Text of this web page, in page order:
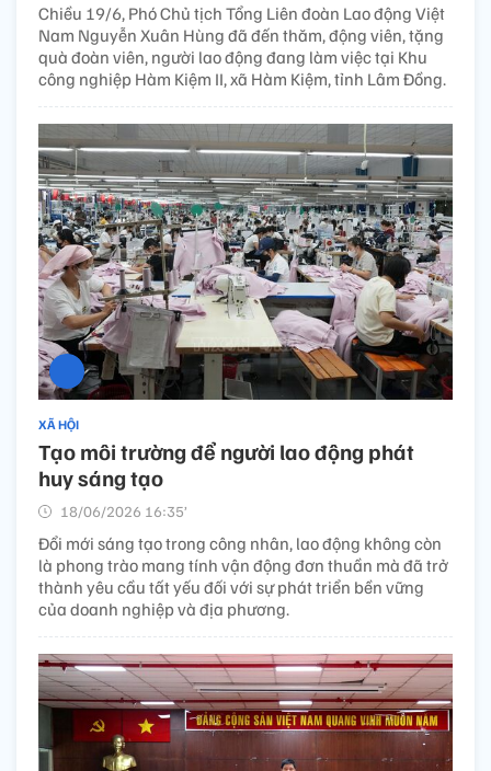
Chiều 19/6, Phó Chủ tịch Tổng Liên đoàn Lao động Việt
Nam Nguyễn Xuân Hùng đã đến thăm, động viên, tặng
quà đoàn viên, người lao động đang làm việc tại Khu
công nghiệp Hàm Kiệm II, xã Hàm Kiệm, tỉnh Lâm Đồng.
XÃ HỘI
Tạo môi trường để người lao động phát
huy sáng tạo
18/06/2026 16:35’
Đổi mới sáng tạo trong công nhân, lao động không còn
là phong trào mang tính vận động đơn thuần mà đã trở
thành yêu cầu tất yếu đối với sự phát triển bền vững
của doanh nghiệp và địa phương.